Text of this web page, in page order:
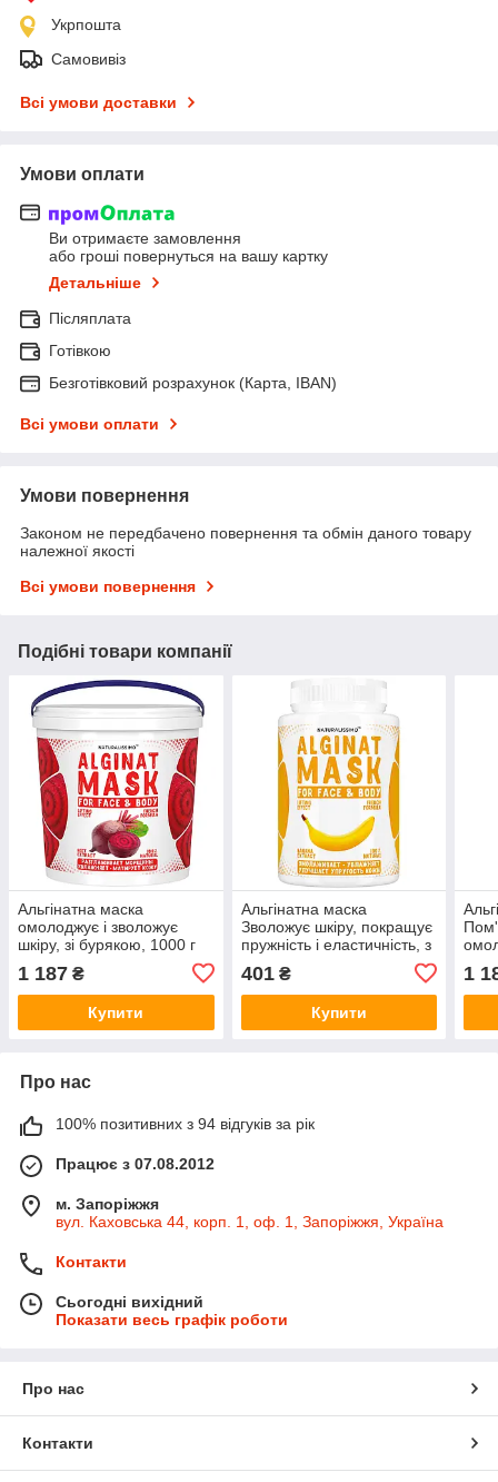
Укрпошта
Самовивіз
Всі умови доставки
Умови оплати
Ви отримаєте замовлення
або гроші повернуться на вашу картку
Детальніше
Післяплата
Готівкою
Безготівковий розрахунок (Карта, IBAN)
Всі умови оплати
Умови повернення
Законом не передбачено повернення та обмін даного товару
належної якості
Всі умови повернення
Подібні товари компанії
Альгінатна маска
омолоджує і зволожує
шкіру, зі бурякою, 1000 г
1 187 ₴
Купити
Альгінатна маска
Зволожує шкіру, покращує
пружність і еластичність, з
401₴
Купити
1
Про нас
100% позитивних з 94 відгуків за рік
Працює з 07.08.2012
м. Запоріжжя
вул. Каховська 44, корп. 1, оф. 1, Запоріжжя, Україна
Контакти
Сьогодні вихідний
Показати весь графік роботи
Про нас
Контакти